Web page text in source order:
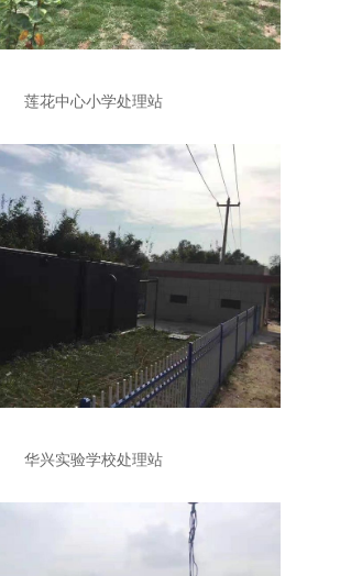
莲花中心小学处理站
华兴实验学校处理站